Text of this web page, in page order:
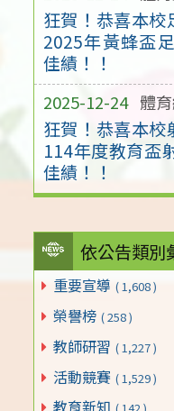
狂賀！恭喜本校
2025年黃蜂盃
佳績！！
2025-12-24 體
狂賀！恭喜本校
114年度教育盃
佳績！！
依公告類別
重要宣導 ( 1,608 )
榮譽榜 ( 258 )
教師研習 ( 1,227 )
活動競賽 ( 1,529 )